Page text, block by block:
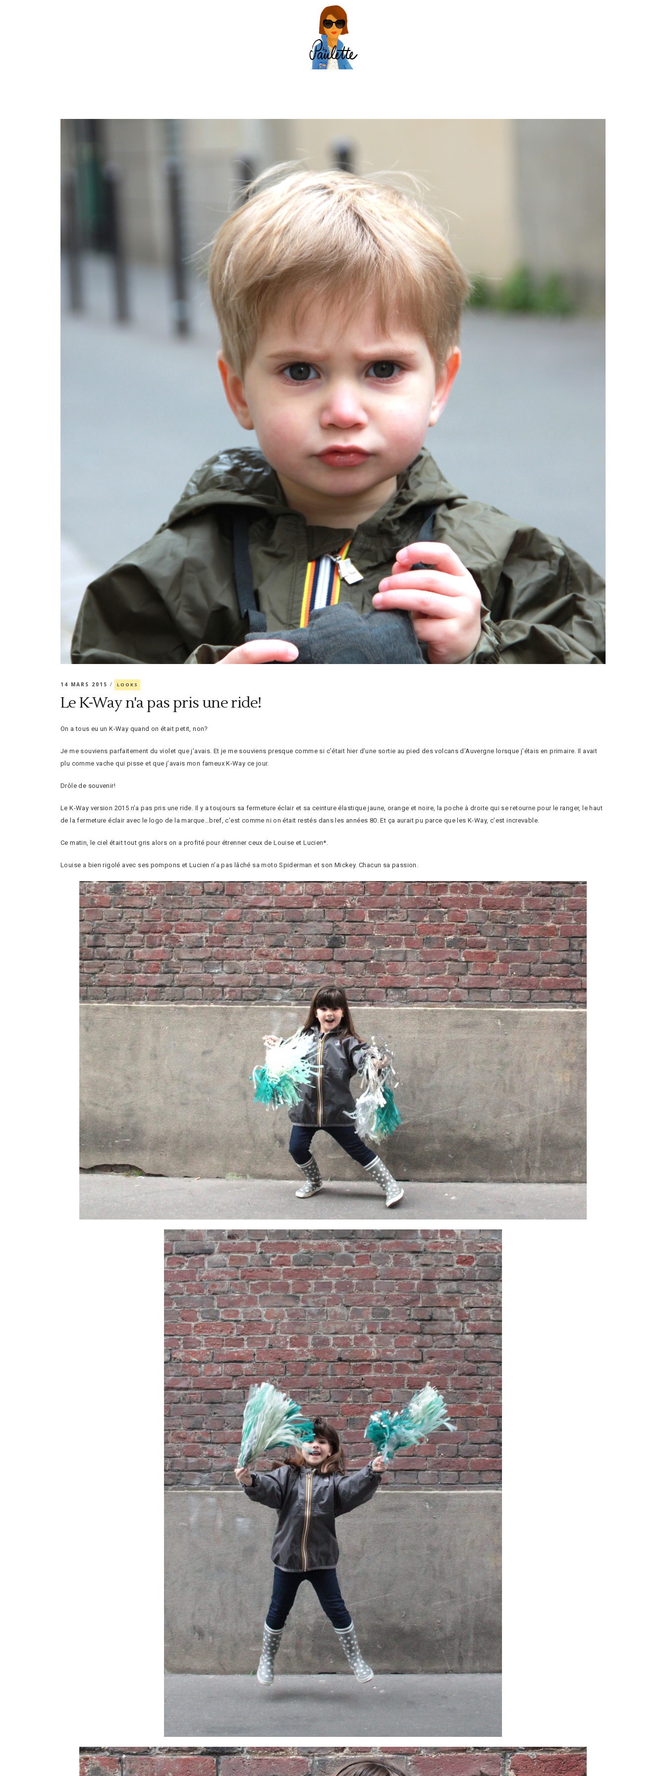
14 MARS 2015 LOOKS
Le K-Way n'a pas pris une ride!
On a tous eu un K-Way quand on était petit, non?
Je me souviens parfaitement du violet que j’avais. Et je me souviens presque comme si c’était hier d’une sortie au pied des volcans d’Auvergne lorsque j’étais en primaire. Il avait
plu comme vache qui pisse et que j’avais mon fameux K-Way ce jour.
Drôle de souvenir!
Le K-Way version 2015 n’a pas pris une ride. Il y a toujours sa fermeture éclair et sa ceinture élastique jaune, orange et noire, la poche à droite qui se retourne pour le ranger, le haut
de la fermeture éclair avec le logo de la marque…bref, c’est comme ni on était restés dans les années 80. Et ça aurait pu parce que les K-Way, c’est increvable.
Ce matin, le ciel était tout gris alors on a profité pour étrenner ceux de Louise et Lucien*.
Louise a bien rigolé avec ses pompons et Lucien n’a pas lâché sa moto Spiderman et son Mickey. Chacun sa passion.